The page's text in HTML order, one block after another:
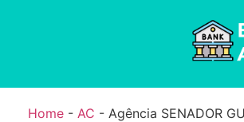
Home- AC - Agência SENADOR